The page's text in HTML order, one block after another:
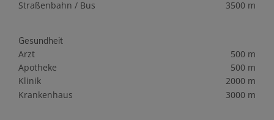
Straßenbahn / Bus
3500 m
Gesundheit
Arzt
500 m
Apotheke
500 m
Klinik
2000 m
Krankenhaus
3000 m